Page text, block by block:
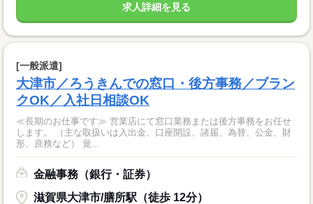
求人詳細を見る
[一般派遣]
大津市／ろうきんでの窓口・後方事務／ブラン
クOK／入社日相談OK
≪長期のお仕事です≫ 営業店にて窓口業務または後方事務をお任せ
します。 （主な取扱いは入出金、口座開設、諸届、為替、公金、財
形、庶務など） 覚...
金融事務（銀行・証券）
滋賀県大津市/膳所駅（徒歩 12分）